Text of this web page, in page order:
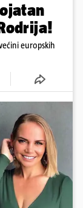
europskih